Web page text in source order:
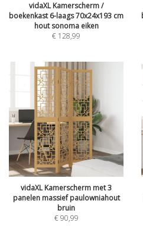
vidaXL Kamerscherm /
boekenkast 6-laags 70x24x193 cm
hout sonoma eiken
€ 128,99
vidaXL Kamerscherm met 3
panelen massief paulowniahout
bruin
€90,99